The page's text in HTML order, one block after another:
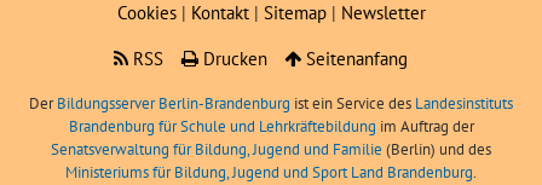
Cookies| Kontakt | Sitemap| Newsletter
RSS
Drucken Seitenanfang
DerBildungsserver Berlin-Brandenburg ist ein Service des Landesinstituts
Brandenburg für Schule und Lehrkräftebildung im Auftrag der
Senatsverwaltung für Bildung, Jugend und Familie (Berlin) und des
Ministeriums für Bildung, Jugend und Sport Land Brandenburg.